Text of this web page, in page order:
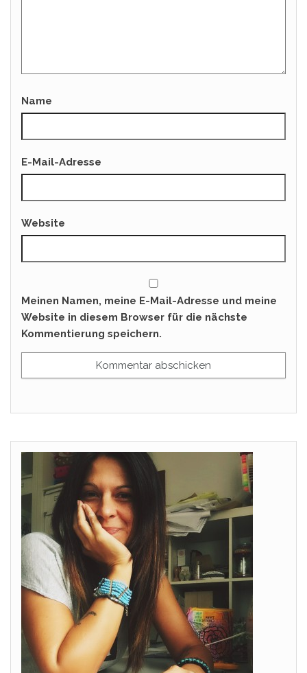
Name
E-Mail-Adresse
Website
Meinen Namen, meine E-Mail-Adresse und meine
Website in diesem Browser für die nächste
Kommentierung speichern.